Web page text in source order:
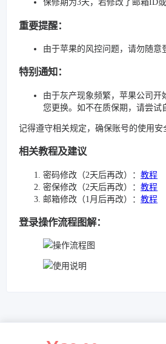
保修期为3天，若修改了邮箱ID
重要提醒：
由于苹果的风控问题，请勿随意
特别通知：
由于灰产现象频繁，苹果公司
您更换。如不在质保期，请尝试
记得遵守相关规定，确保账号的使用安
相关教程及建议
密码修改（2天后再改）： 教程
密保修改（2天后再改）： 教程
邮箱修改（1月后再改）： 教程
登录操作流程图解：